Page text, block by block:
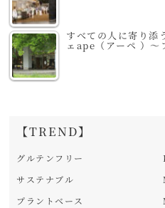
すべての人に寄り添
ェape（アーペ ）～
【TREND】
グルテンフリー
サステナブル
プラントベース